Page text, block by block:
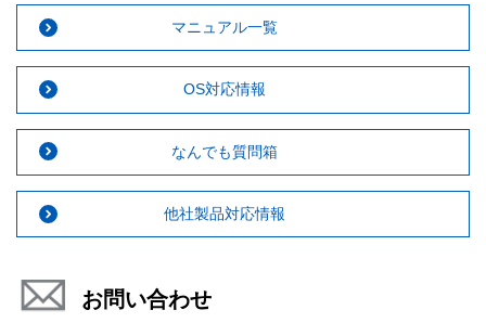
マニュアル一覧
OS対応情報
なんでも質問箱
他社製品対応情報
お問い合わせ